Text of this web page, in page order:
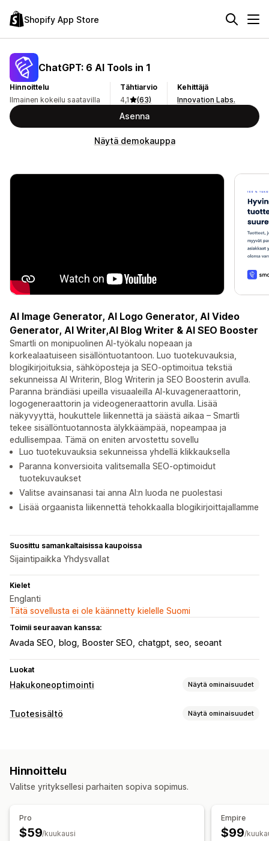
Shopify App Store
ChatGPT: 6 AI Tools in 1
Hinnoittelu
Ilmainen kokeilu saatavilla
Tähtiarvio
4,1
(63)
Kehittäjä
Innovation Labs.
Asenna
Näytä demokauppa
AI Image Generator, AI Logo Generator, AI Video
Generator, AI Writer,AI Blog Writer & AI SEO Booster
Smartli on monipuolinen AI-työkalu nopeaan ja
korkealaatuiseen sisällöntuotantoon. Luo tuotekuvauksia,
blogikirjoituksia, sähköposteja ja SEO-optimoitua tekstiä
sekunneissa AI Writerin, Blog Writerin ja SEO Boosterin avulla.
Paranna brändiäsi upeilla visuaaleilla AI-kuvageneraattorin,
logogeneraattorin ja videogeneraattorin avulla. Lisää
näkyvyyttä, houkuttele liikennettä ja säästä aikaa – Smartli
tekee sisällöntuotannosta älykkäämpää, nopeampaa ja
edullisempaa. Tämä on eniten arvostettu sovellu
Luo tuotekuvauksia sekunneissa yhdellä klikkauksella
Paranna konversioita valitsemalla SEO-optimoidut
tuotekuvaukset
Valitse avainsanasi tai anna AI:n luoda ne puolestasi
Lisää orgaanista liikennettä tehokkaalla blogikirjoittajallamme
Suosittu samankaltaisissa kaupoissa
Sijaintipaikka Yhdysvallat
Kielet
Englanti
Tätä sovellusta ei ole käännetty kielelle Suomi
Toimii seuraavan kanssa:
Avada SEO blog Booster SEO chatgpt seo seoant
Luokat
Hakukoneoptimointi Näytä ominaisuudet
Hakuoptimointityökalut
Tekoälygenerointi
Kuvan optimointi Nopeuden optimointi
Tehokkuuden valvonta
Tuotesisältö Näytä ominaisuudet
Hakukoneoptimointi
Blogin hakukoneoptimointi
Hinnoittelu
Valitse yrityksellesi parhaiten sopiva sopimus.
Pro
$59/kuukausi
Empire
$99/